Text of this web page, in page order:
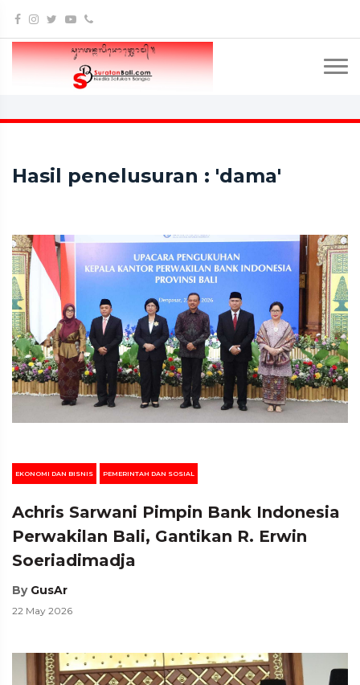
Hasil penelusuran : 'dama'
EKONOMI DAN BISNIS PEMERINTAH DAN SOSIAL
Achris Sarwani Pimpin Bank Indonesia
Perwakilan Bali, Gantikan R. Erwin
Soeriadimadja
By GusAr
22 May 2026